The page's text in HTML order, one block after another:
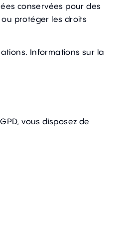
conservées pour des
protéger les droits
Informations sur la
vous disposez de